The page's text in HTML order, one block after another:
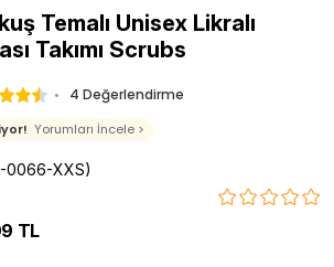
Temalı Unisex Likralı
Takımı Scrubs
4 Değerlendirme
Yorumları İncele >
0066-XXS)
TL